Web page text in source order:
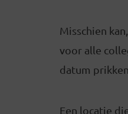
Misschien
voor alle
datum
Een locatie